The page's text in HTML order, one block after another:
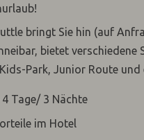
bringt Sie hin (auf
bietet
Park, Junior Route
Tage/ 3 Nächte
im Hotel